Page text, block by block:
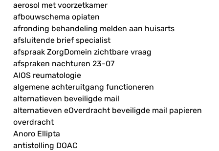
aerosol met voorzetkamer
afbouwschema opiaten
afronding behandeling melden aan huisarts
afsluitende brief specialist
afspraak ZorgDomein zichtbare vraag
afspraken nachturen 23-07
AIOS reumatologie
algemene achteruitgang functioneren
alternatieven beveiligde mail
alternatieven eOverdracht beveiligde mail papieren
overdracht
Anoro Ellipta
antistolling DOAC